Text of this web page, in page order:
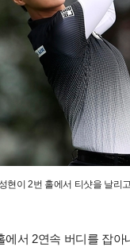
현이 2번 홀에서 티샷을 날리
서 2연속 버디를 잡